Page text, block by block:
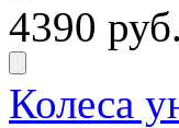
4390 руб.
Колеса